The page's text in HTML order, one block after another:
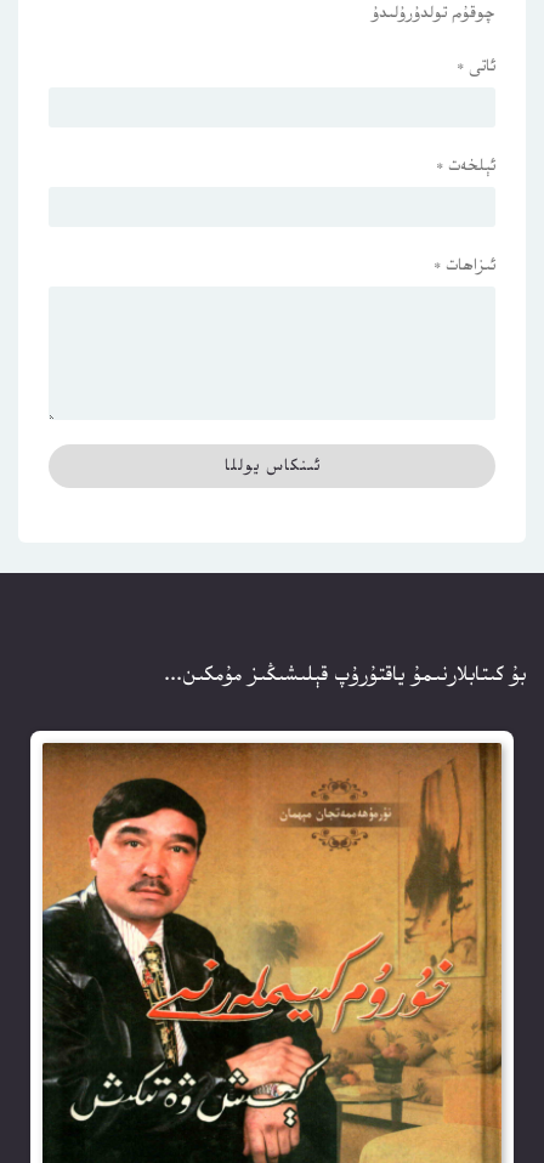
چوقۇم تولدۇرۇلىدۇ
ئاتى *
ئېلخەت *
ئىزاھات *
بۇ كىتابلارنىمۇ ياقتۇرۇپ قېلىشىڭىز مۇمكىن...